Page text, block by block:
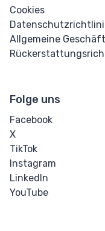
Textarea
Unterstrichen
Other
Dialog
Messanzeige
Cookies
Allgemeine
Folge uns
Facebook
X
TikTok
Instagram
LinkedIn
YouTube